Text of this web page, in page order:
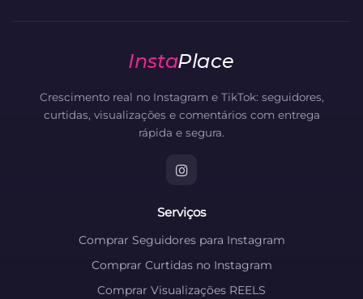
Crescimento real no Instagram e TikTok: seguidores,
curtidas, visualizações e comentários com entrega
rápida e segura.
Serviços
Comprar Seguidores para Instagram
Comprar Curtidas no Instagram
Comprar Visualizações REELS